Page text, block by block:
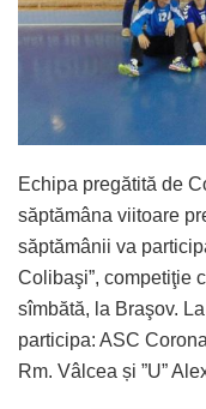
Echipa pregătită de
săptămâna viitoare
săptămânii va
Colibaşi”, competiţie
sîmbătă, la Braşov.
participa: ASC
Rm. Vâlcea și ”U”